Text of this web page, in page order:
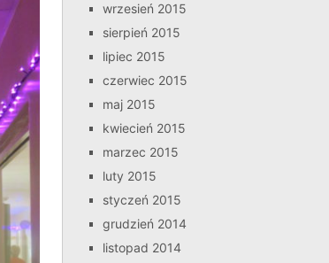
wrzesień 2015
sierpień 2015
lipiec 2015
czerwiec 2015
maj 2015
kwiecień 2015
marzec 2015
luty 2015
styczeń 2015
grudzień 2014
listopad 2014